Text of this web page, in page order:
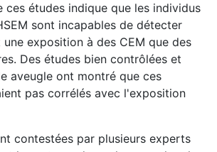
ces études indique que les individus
sont incapables de détecter
exposition à des CEM que des
Des études bien contrôlées et
aveugle ont montré que ces
pas corrélés avec l'exposition
contestées par plusieurs experts